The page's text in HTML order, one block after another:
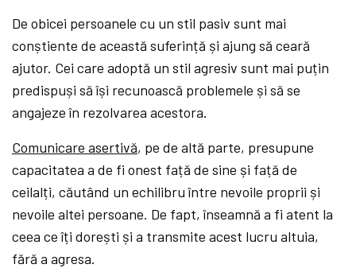
De obicei persoanele cu un stil pasiv sunt mai
conștiente de această suferință și ajung să ceară
ajutor. Cei care adoptă un stil agresiv sunt mai puțin
predispuși să își recunoască problemele și să se
angajeze în rezolvarea acestora.
Comunicare asertivă, pe de altă parte, presupune
capacitatea a de fi onest față de sine și față de
ceilalți, căutând un echilibru între nevoile proprii și
nevoile altei persoane. De fapt, înseamnă a fi atent la
ceea ce îți dorești și a transmite acest lucru altuia,
fără a agresa.